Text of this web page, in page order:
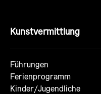
Kunstvermittlung
Führungen
Ferienprogramm
Kinder/Jugendliche